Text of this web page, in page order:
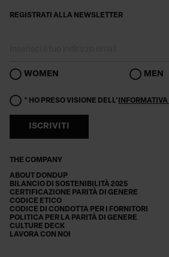
THE COMPANY
ABOUT DONDUP
BILANCIO DI SOSTENIBILITÀ 2025
CERTIFICAZIONE PARITÀ DI GENERE
CODICE ETICO
CODICE DI CONDOTTA PER I FORNITORI
POLITICA PER LA PARITÀ DI GENERE
CULTURE DECK
LAVORA CON NOI
REGISTRATI ALLA NEWSLETTER
WOMEN MEN
* HO PRESO VISIONE DELL'
ISCRIVITI